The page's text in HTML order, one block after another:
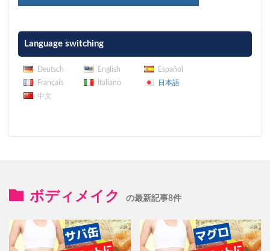
Language switching
Deutsch English
Español
Français
Italiano
日本語
中文
ボディメイク の最新記事8件